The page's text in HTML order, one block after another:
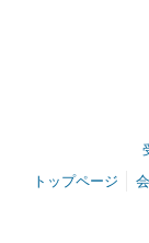
トップページ